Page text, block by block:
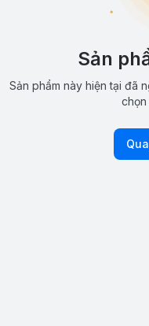
Sản
Sản phẩm này hiện tại đã
chọn